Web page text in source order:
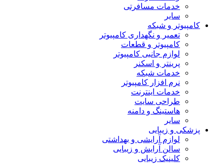
خدمات مسافرتی
سایر
کامپیوتر و شبکه
تعمیر و نگهداری کامپیوتر
کامپیوتر و قطعات
لوازم جانبی کامپیوتر
پرینتر و اسکنر
خدمات شبکه
نرم افزار کامپیوتر
خدمات اینترنت
طراحی سایت
هاستینگ و دامنه
سایر
پزشکی و زیبایی
لوازم آرایشی و بهداشتی
سالن آرایش و زیبایی
کلینیک زیبایی